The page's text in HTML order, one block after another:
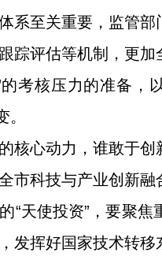
系至关重要，监管
踪评估等机制，更
考核压力的准备
。
核心动力，谁敢于
市科技与产业创新
“天使投资”，要聚
发挥好国家技术转